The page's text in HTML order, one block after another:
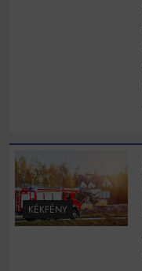
KÉKFÉNY